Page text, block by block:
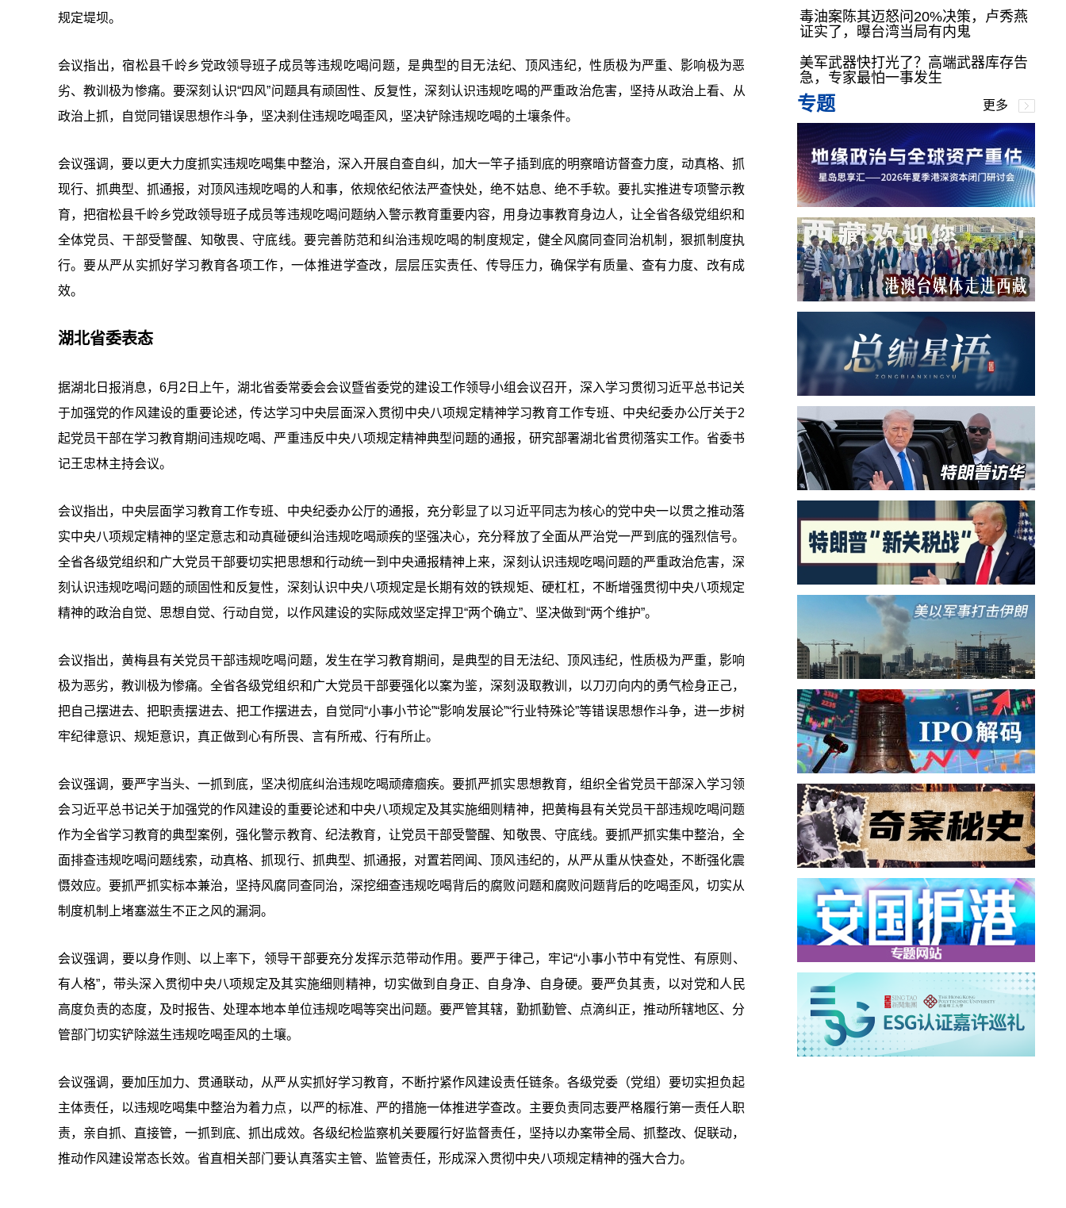
规定堤坝。
会议指出，宿松县千岭乡党政领导班子成员等违规吃喝问题，是典型的目无法纪、顶风违纪，性质极为严重、影响极为恶
劣、教训极为惨痛。要深刻认识“四风”问题具有顽固性、反复性，深刻认识违规吃喝的严重政治危害，坚持从政治上看、从
政治上抓，自觉同错误思想作斗争，坚决刹住违规吃喝歪风，坚决铲除违规吃喝的土壤条件。
会议强调，要以更大力度抓实违规吃喝集中整治，深入开展自查自纠，加大一竿子插到底的明察暗访督查力度，动真格、抓
现行、抓典型、抓通报，对顶风违规吃喝的人和事，依规依纪依法严查快处，绝不姑息、绝不手软。要扎实推进专项警示教
育，把宿松县千岭乡党政领导班子成员等违规吃喝问题纳入警示教育重要内容，用身边事教育身边人，让全省各级党组织和
全体党员、干部受警醒、知敬畏、守底线。要完善防范和纠治违规吃喝的制度规定，健全风腐同查同治机制，狠抓制度执
行。要从严从实抓好学习教育各项工作，一体推进学查改，层层压实责任、传导压力，确保学有质量、查有力度、改有成
效。
湖北省委表态
据湖北日报消息，6月2日上午，湖北省委常委会会议暨省委党的建设工作领导小组会议召开，深入学习贯彻习近平总书记关
于加强党的作风建设的重要论述，传达学习中央层面深入贯彻中央八项规定精神学习教育工作专班、中央纪委办公厅关于2
起党员干部在学习教育期间违规吃喝、严重违反中央八项规定精神典型问题的通报，研究部署湖北省贯彻落实工作。省委书
记王忠林主持会议。
会议指出，中央层面学习教育工作专班、中央纪委办公厅的通报，充分彰显了以习近平同志为核心的党中央一以贯之推动落
实中央八项规定精神的坚定意志和动真碰硬纠治违规吃喝顽疾的坚强决心，充分释放了全面从严治党一严到底的强烈信号。
全省各级党组织和广大党员干部要切实把思想和行动统一到中央通报精神上来，深刻认识违规吃喝问题的严重政治危害，深
刻认识违规吃喝问题的顽固性和反复性，深刻认识中央八项规定是长期有效的铁规矩、硬杠杠，不断增强贯彻中央八项规定
精神的政治自觉、思想自觉、行动自觉，以作风建设的实际成效坚定捍卫“两个确立”、坚决做到“两个维护”。
会议指出，黄梅县有关党员干部违规吃喝问题，发生在学习教育期间，是典型的目无法纪、顶风违纪，性质极为严重，影响
极为恶劣，教训极为惨痛。全省各级党组织和广大党员干部要强化以案为鉴，深刻汲取教训，以刀刃向内的勇气检身正己，
把自己摆进去、把职责摆进去、把工作摆进去，自觉同“小事小节论”“影响发展论”“行业特殊论”等错误思想作斗争，进一步树
牢纪律意识、规矩意识，真正做到心有所畏、言有所戒、行有所止。
会议强调，要严字当头、一抓到底，坚决彻底纠治违规吃喝顽瘴痼疾。要抓严抓实思想教育，组织全省党员干部深入学习领
会习近平总书记关于加强党的作风建设的重要论述和中央八项规定及其实施细则精神，把黄梅县有关党员干部违规吃喝问题
作为全省学习教育的典型案例，强化警示教育、纪法教育，让党员干部受警醒、知敬畏、守底线。要抓严抓实集中整治，全
面排查违规吃喝问题线索，动真格、抓现行、抓典型、抓通报，对置若罔闻、顶风违纪的，从严从重从快查处，不断强化震
慑效应。要抓严抓实标本兼治，坚持风腐同查同治，深挖细查违规吃喝背后的腐败问题和腐败问题背后的吃喝歪风，切实从
制度机制上堵塞滋生不正之风的漏洞。
会议强调，要以身作则、以上率下，领导干部要充分发挥示范带动作用。要严于律己，牢记“小事小节中有党性、有原则、
有人格”，带头深入贯彻中央八项规定及其实施细则精神，切实做到自身正、自身净、自身硬。要严负其责，以对党和人民
高度负责的态度，及时报告、处理本地本单位违规吃喝等突出问题。要严管其辖，勤抓勤管、点滴纠正，推动所辖地区、分
管部门切实铲除滋生违规吃喝歪风的土壤。
会议强调，要加压加力、贯通联动，从严从实抓好学习教育，不断拧紧作风建设责任链条。各级党委（党组）要切实担负起
主体责任，以违规吃喝集中整治为着力点，以严的标准、严的措施一体推进学查改。主要负责同志要严格履行第一责任人职
责，亲自抓、直接管，一抓到底、抓出成效。各级纪检监察机关要履行好监督责任，坚持以办案带全局、抓整改、促联动，
推动作风建设常态长效。省直相关部门要认真落实主管、监管责任，形成深入贯彻中央八项规定精神的强大合力。
毒油案陈其迈怒问20%决策，卢秀燕
证实了，曝台湾当局有内鬼
美军武器快打光了？高端武器库存告
急，专家最怕一事发生
专题 更多